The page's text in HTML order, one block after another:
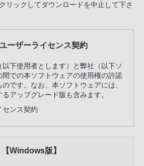
リックしてダウンロードを中止して下さ
ーザーライセンス契約
下使用者とします）と弊社（以下ソ
間での本ソフトウェアの使用権の許諾
です。なお、本ソフトウェアには、
アップグレード版も含みます。
センス契約
トウェアの非独占的かつ譲渡不
者に許諾します。
【Windows版】